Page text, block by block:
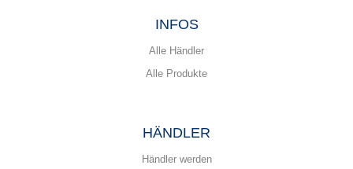
INFOS
Alle Händler
Alle Produkte
HÄNDLER
Händler werden